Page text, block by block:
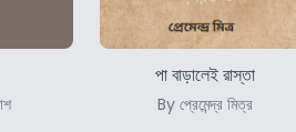
পা বাড়ালেই রাস্তা
By প্রেমেন্দ্র মিত্র